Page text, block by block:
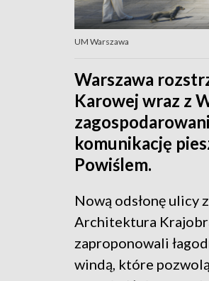
UM Warszawa
Warszawa
Karowej wraz z
komunikację
Powiślem.
Nową odsłonę ulicy
Architektura
zaproponowali
windą, które